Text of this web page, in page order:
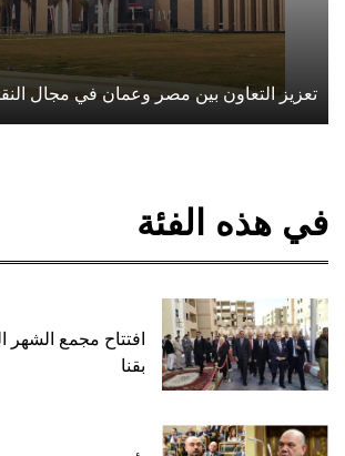
تعزيز التعاون بين مصر وعمان في مجال
في هذه الفئة
افتتاح مجمع الشهر
بقنا